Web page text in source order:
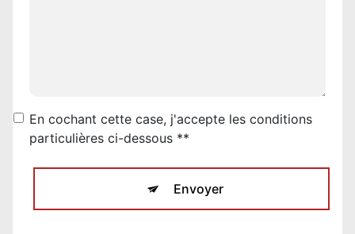
En cochant cette case, j'accepte les conditions
particulières ci-dessous **
Envoyer